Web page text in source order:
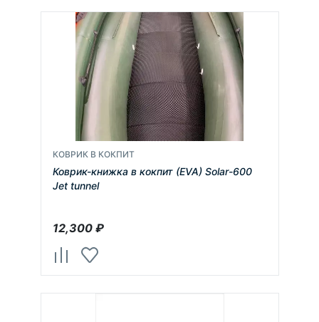
КОВРИК В КОКПИТ
Коврик-книжка в кокпит (EVA) Solar-600
Jet tunnel
12,300₽